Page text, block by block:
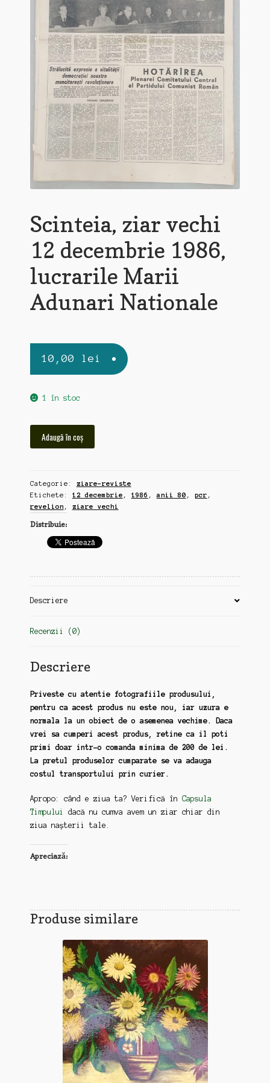
Scinteia, ziar vechi
12 decembrie 1986,
lucrarile Marii
Adunari Nationale
10,00 lei
1 în stoc
Scinteia,
12
decembrie
1986,
lucrarile
Marii
Adunari
Adaugă în coș
Categorie: ziare-reviste
Etichete: 12 decembrie , 1986 ,anii 80 , pcr ,
revelion , ziare vechi
Distribuie:
Descriere
Recenzii (0)
Descriere
Priveste cu atentie fotografiile produsului,
pentru ca acest produs nu este nou, iar uzura e
normala la un obiect de o asemenea vechime. Daca
vrei sa cumperi acest produs, retine ca il poti
primi doar intr-o comanda minima de 200 de lei.
La pretul produselor cumparate se va adauga
costul transportului prin curier.
Apropo: când e ziua ta? Verifică în Capsula
Timpului
dacă nu cumva avem un ziar chiar din
ziua nașterii tale.
Apreciază:
Produse similare